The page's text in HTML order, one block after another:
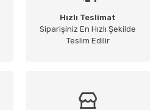
Hızlı Teslimat
Siparişiniz En Hızlı Şekilde
Teslim Edilir